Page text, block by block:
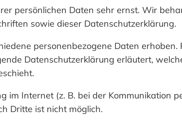
persönlichen Daten sehr ernst. Wir
sowie dieser Datenschutzerklärung.
personenbezogene Daten
Datenschutzerklärung erläutert,
Internet (z. B. bei der Kommunikation
Dritte ist nicht möglich.